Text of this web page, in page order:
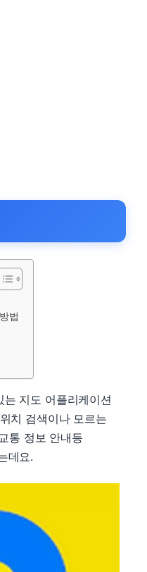
법
지도 어플리케이션
치 검색이나 모르는
통 정보 안내등
데요.